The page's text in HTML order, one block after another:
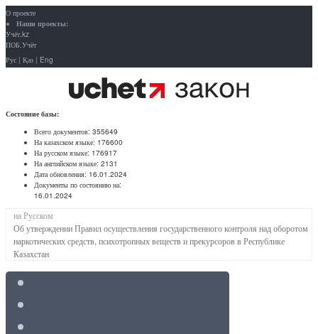
О проекте
Наши проекты:
Учёт.kz
ПОБ.Учёт
Рус | Қаз | Eng
Состояние базы:
Всего документов: 355649
На казахском языке: 176600
На русском языке: 176917
На английском языке: 2131
Дата обновления: 16.01.2024
Документы по состоянию на:
16.01.2024
на Русском
Об утверждении Правил осуществления государственного контроля над оборотом
наркотических средств, психотропных веществ и прекурсоров в Республике
Казахстан